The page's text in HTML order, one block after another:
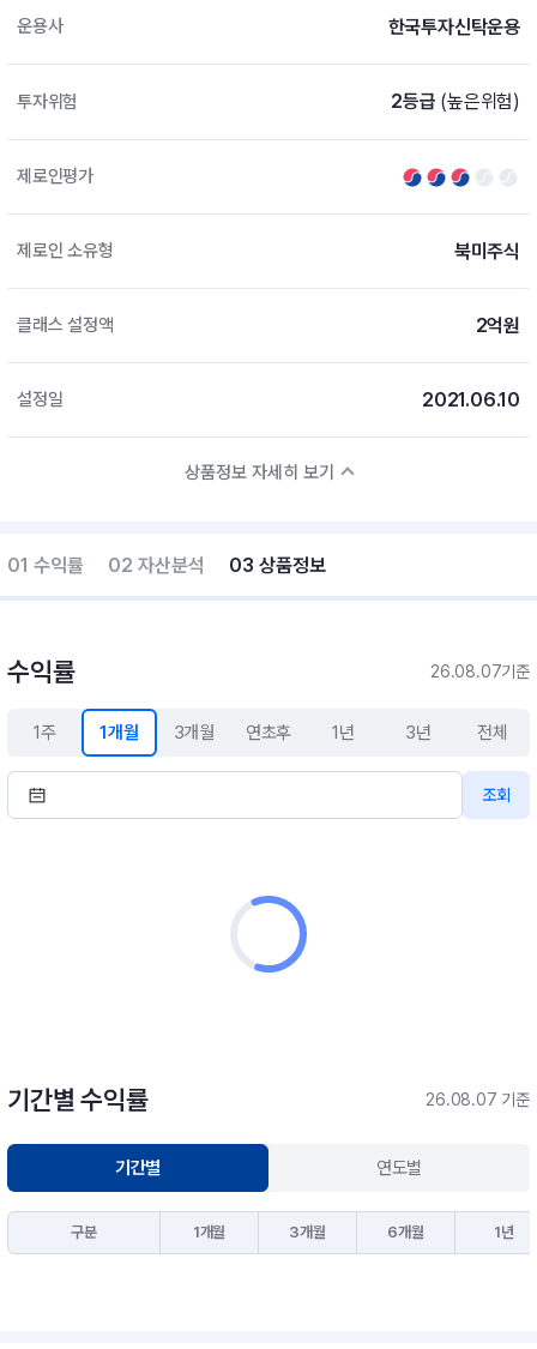
운용사 한국투자신탁운용
투자위험 2등급 (높은위험)
제로인평가
제로인 소유형 북미주식
클래스 설정액 2억원
설정일 2021.06.10
상품정보 자세히 보기
01 수익률 02 자산분석 03 상품정보
수익률 26.08.07기준
1주 1개월 3개월 연초후 1년 3년 전체
조회
기간별 수익률 26.08.07 기준
기간별 연도별
구분 1개월 3개월 6개월 1년
연금 펀드 검색
투자 라이브러리
ETF 처음투자
내맘대로 만들기
DIY 포트 관리
고객라운지
이벤트
공지사항
FAQ